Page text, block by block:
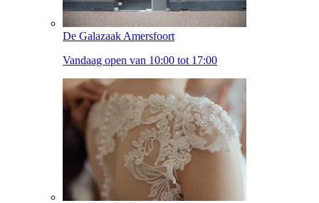
De Galazaak Amersfoort
Vandaag open van 10:00 tot 17:00